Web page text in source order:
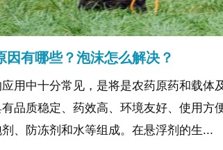
因有哪些？泡沫怎么解决？
用中十分常见，是将是农药原药和载体
品质稳定、药效高、环境友好、使用
、防冻剂和水等组成。在悬浮剂的生...